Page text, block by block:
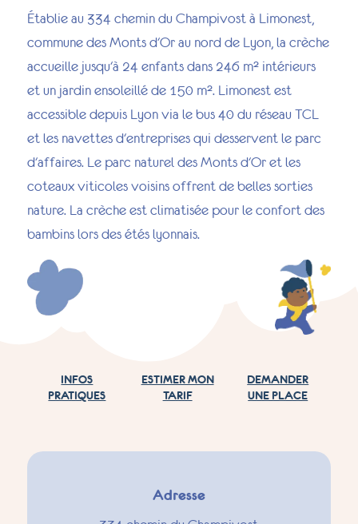
Établie au 334 chemin du Champivost à Limonest,
commune des Monts d'Or au nord de Lyon, la crèche
accueille jusqu'à 24 enfants dans 246 m² intérieurs
et un jardin ensoleillé de 150 m². Limonest est
accessible depuis Lyon via le bus 40 du réseau TCL
et les navettes d'entreprises qui desservent le parc
d'affaires. Le parc naturel des Monts d'Or et les
coteaux viticoles voisins offrent de belles sorties
nature. La crèche est climatisée pour le confort des
bambins lors des étés lyonnais.
INFOS
PRATIQUES
ESTIMER MON
TARIF
DEMANDER
UNE PLACE
Adresse